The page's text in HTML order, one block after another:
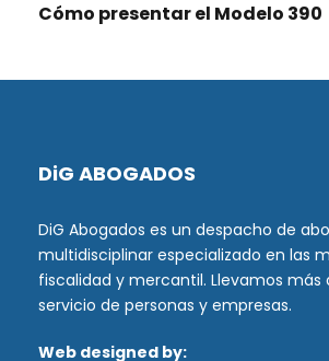
Cómo presentar el Modelo 390
DiG ABOGADOS
DiG Abogados es un despacho de
multidisciplinar especializado en las
fiscalidad y mercantil. Llevamos más
servicio de personas y empresas.
Web designed by: